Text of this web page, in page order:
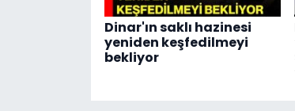
Dinar'ın saklı hazinesi
yeniden keşfedilmeyi
bekliyor